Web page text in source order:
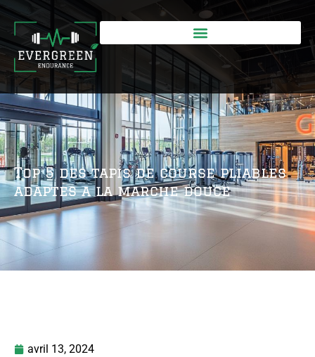
Top 5 des tapis de course pliables
adaptes a la marche douce
avril 13, 2024